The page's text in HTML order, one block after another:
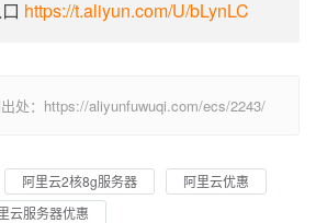
https://t.aliyun.com/U/bLynLC
处：https://aliyunfuwuqi.com/ecs/2243/
阿里云2核8g服务器
阿里云优惠
云服务器优惠